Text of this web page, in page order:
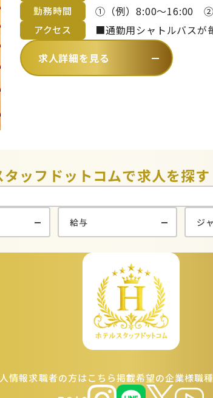
円～60万円以上（料理長） ※料理長、副料理長の場合は上記想定です
しスキル・御経験によってご提示
す。 ※詳細は備考欄をご覧ください。 ■昇給年1回
を考慮のうえ、当社規定
勤務時間
①（例）8:00～16:00 ②（例）13:00～
間、休憩1時間の勤務形態。 ※曜日・日数・時間は変わる場合あ
務・残業・早出をお願い
アクセス
■通勤用シャトルバスが
～平林まで約20分）【
ら徒歩1分
求人詳細を見る
タッフドットコムで求人を探す
情報求職者の方はこちら掲載希望の企業様職